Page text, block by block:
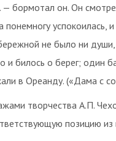
бормотал он. Он
успокоилась,
не было ни
билось о берег; один
в Ореанду. («Дама с
творчества А.П.
позицию из